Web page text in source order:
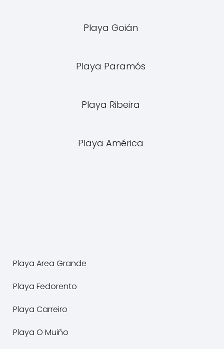
Playa Goián
Playa Paramós
Playa Ribeira
Playa América
Playa Area Grande
Playa Fedorento
Playa Carreiro
Playa O Muiño